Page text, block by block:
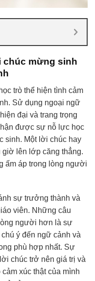
chúc mừng sinh
trò thể hiện tình cảm
Sử dụng ngoại ngữ
đại và trang trọng
được sự nỗ lực học
sinh. Một lời chúc hay
giờ lên lớp căng thẳng.
ấm áp trong lòng người
sự trưởng thành và
viên. Những câu
người hơn là sự
ý đến ngữ cảnh và
phù hợp nhất. Sự
chúc trở nên giá trị và
xúc thật của mình